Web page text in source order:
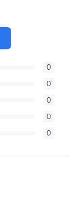
0
0
0
0
0